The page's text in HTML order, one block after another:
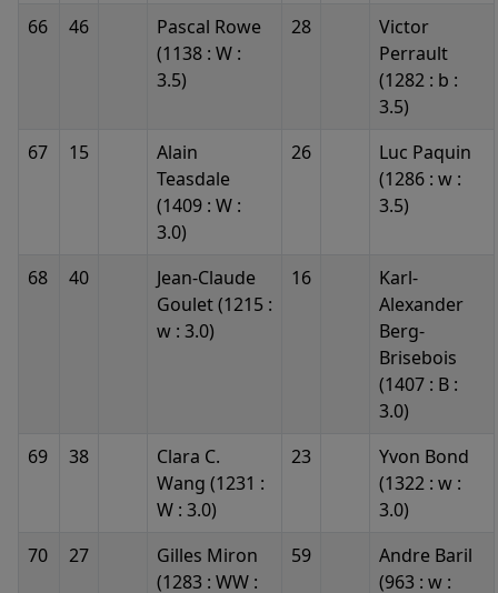
66 46
Pascal Rowe
(1138 : W :
3.5)
28
Victor
Perrault
(1282 : b :
3.5)
67
15
Alain
Teasdale
(1409 : W :
3.0)
26
Luc Paquin
(1286 : w :
3.5)
68 40
Jean-Claude
Goulet (1215 :
w : 3.0)
16
Karl-
Alexander
Berg-
Brisebois
(1407 : B :
3.0)
69
38
Clara C.
Wang (1231 :
W : 3.0)
23
Yvon Bond
(1322 : w :
3.0)
70
27
Gilles Miron
(1283 : WW :
59
Andre Baril
(963 : w :